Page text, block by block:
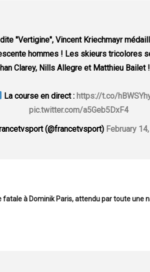
"Vertigine", Vincent Kriechmayr
hommes ! Les skieurs tricolores
Clarey, Nills Allegre et Matthieu Bailet !
La course en direct : https://t.co/
pic.twitter.com/a5Geb5DxF4
(@francetvsport) February
fatale à Dominik Paris, attendu par toute une